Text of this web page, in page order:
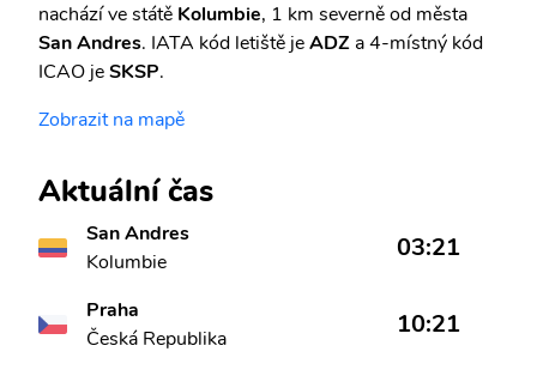
nachází ve státě Kolumbie, 1 km severně od města
San Andres. IATA kód letiště jeADZ a 4-místný kód
ICAO jeSKSP.
Zobrazit na mapě
Aktuální čas
San Andres
Kolumbie
03:21
Praha
Česká Republika
10:21